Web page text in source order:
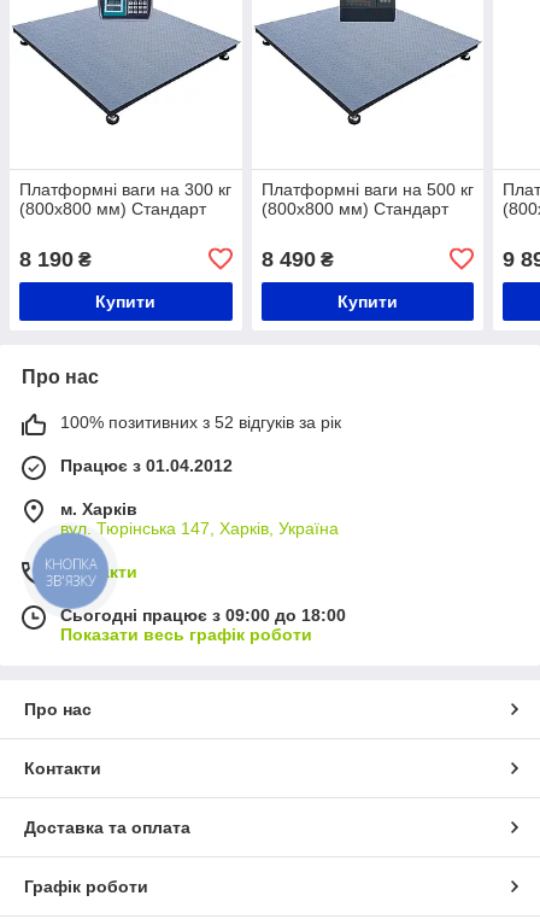
Платформні ваги на 300 кг
(800х800 мм) Стандарт
8 190 ₴
Купити
Платформні ваги на 500 кг
(800х800 мм) Стандарт
8 490₴
Купити
9
Про нас
100% позитивних з 52 відгуків за рік
Працює з 01.04.2012
м. Харків
вул. Тюрінська 147, Харків, Україна
Контакти
Сьогодні працює з 09:00 до 18:00
Показати весь графік роботи
Про нас
Контакти
Доставка та оплата
Графік роботи
КНОПКА
ЗВ'ЯЗКУ